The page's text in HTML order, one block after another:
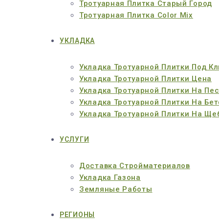
Тротуарная Плитка Старый Город
Тротуарная Плитка Color Mix
УКЛАДКА
Укладка Тротуарной Плитки Под
Укладка Тротуарной Плитки Цена
Укладка Тротуарной Плитки На
Укладка Тротуарной Плитки На
Укладка Тротуарной Плитки На
УСЛУГИ
Доставка Стройматериалов
Укладка Газона
Земляные Работы
РЕГИОНЫ